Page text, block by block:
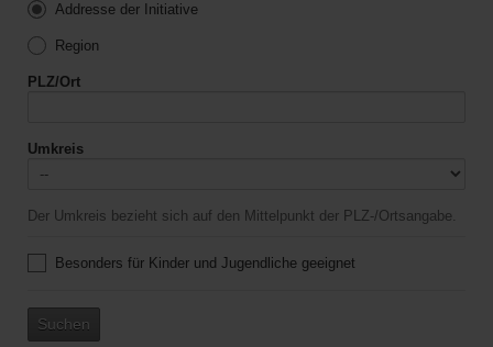
Addresse der Initiative
Region
PLZ/Ort
Umkreis
Der Umkreis bezieht sich auf den Mittelpunkt der PLZ-/Ortsangabe.
Besonders für Kinder und Jugendliche geeignet
Suchen